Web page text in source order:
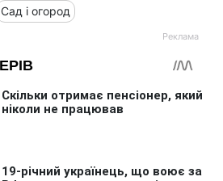
Сад і огород